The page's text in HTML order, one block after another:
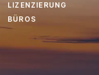
LIZENZIERUNG
BÜROS